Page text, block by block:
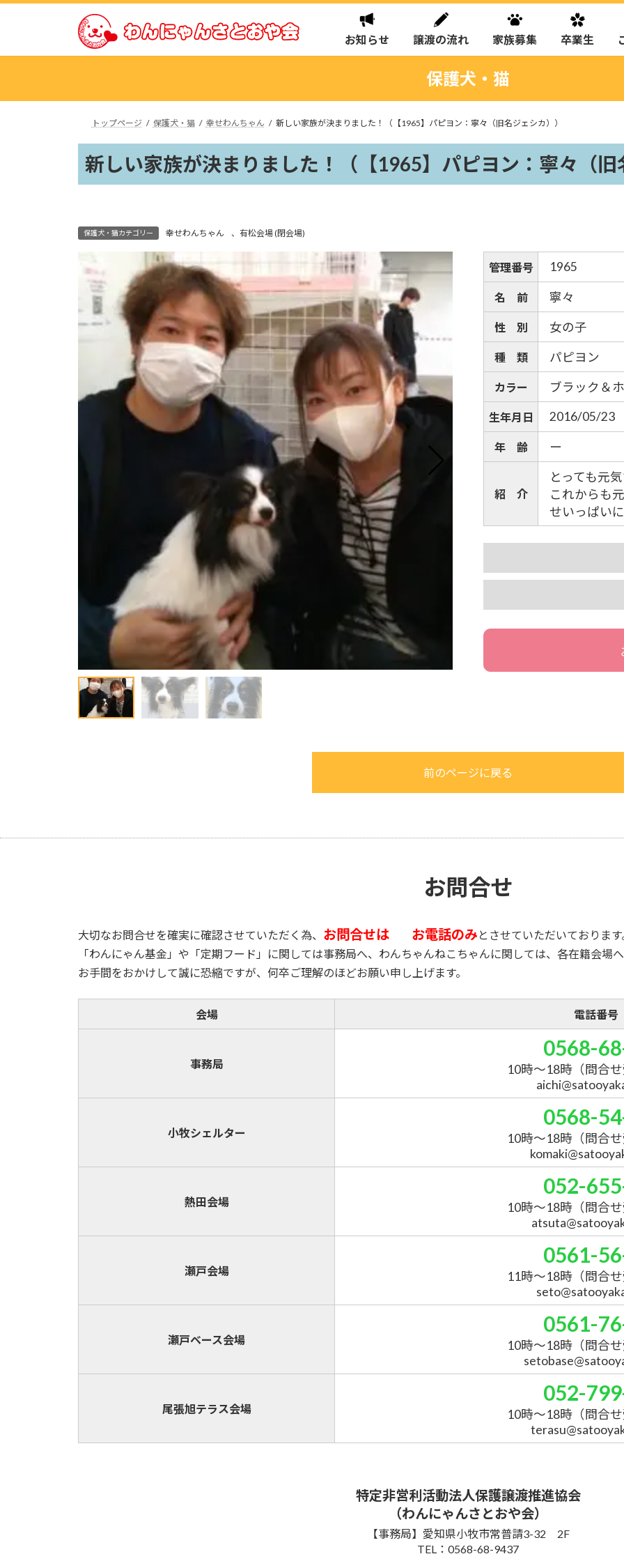
お知らせ 譲渡の流れ 家族募集 卒業生
保護犬・猫
トップページ 保護犬・猫 幸せわんちゃん 新しい家族が決まりました！（【1965】パピヨン：寧々（旧名ジェシカ））
新しい家族が決まりました！（【1965】パピヨン：寧々（旧
保護犬・猫カテゴリー 幸せわんちゃん 、 有松会場 (閉会場)
管理番号 1965
名 前 寧々
性 別 女の子
種 類 パピヨン
カラー ブラック＆
生年月日 2016/05/23
年 齢 ー
紹 介
とっても元
これからも
せいっぱい
前のページに戻る
お問合せ
大切なお問合せを確実に確認させていただく為、 お問合せは お電話のみ とさせていただいております
「わんにゃん基金」や「定期フード」に関しては事務局へ、わんちゃんねこちゃんに関しては、各在籍会場へ
お手間をおかけして誠に恐縮ですが、何卒ご理解のほどお願い申し上げます。
会場 電話番号
事務局
0568-
10時～18時 （問合
小牧シェルター
0568-
10時～18時 （問合
熱田会場
052-
10時～18時 （問合
瀬戸会場
0561-
11時～18時 （問合
瀬戸ベース会場
0561-
10時～18時 （問合
尾張旭テラス会場
052-
10時～18時 （問合
特定非営利活動法人保護譲渡推進協会
（わんにゃんさとおや会）
【事務局】愛知県小牧市常普請3-32 2F
TEL：0568-68-9437